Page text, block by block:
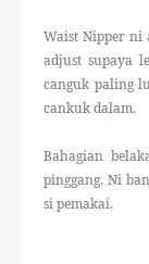
Waist Nipper ni
adjust supaya
canguk paling
cankuk dalam.
Bahagian
pinggang. Ni
si pemakai.